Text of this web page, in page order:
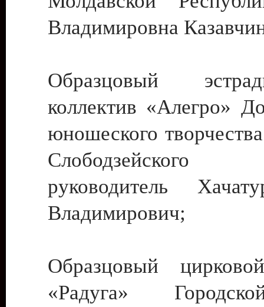
Владимировна
Образцовый
коллектив «Алегро»
юношеского
руководитель
Владимирович;
Образцовый
«Радуга»